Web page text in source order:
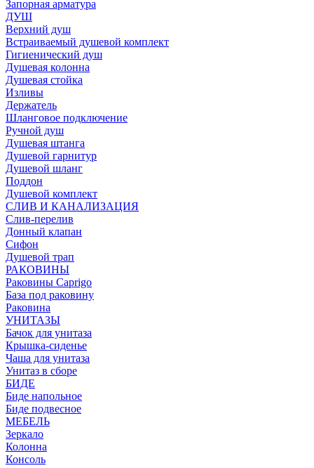
Запорная арматура
ДУШ
Верхний душ
Встраиваемый душевой комплект
Гигиенический душ
Душевая колонна
Душевая стойка
Изливы
Держатель
Шланговое подключение
Ручной душ
Душевая штанга
Душевой гарнитур
Душевой шланг
Поддон
Душевой комплект
СЛИВ И КАНАЛИЗАЦИЯ
Слив-перелив
Донный клапан
Сифон
Душевой трап
РАКОВИНЫ
Раковины Caprigo
База под раковину
Раковина
УНИТАЗЫ
Бачок для унитаза
Крышка-сиденье
Чаша для унитаза
Унитаз в сборе
БИДЕ
Биде напольное
Биде подвесное
МЕБЕЛЬ
Зеркало
Колонна
Консоль